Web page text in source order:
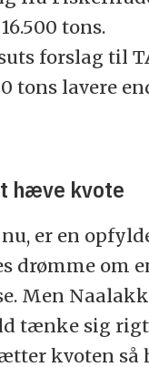
tons.
forslag til
tons lavere
hæve kvote
er en
drømme om
Men
tænke sig
kvoten så